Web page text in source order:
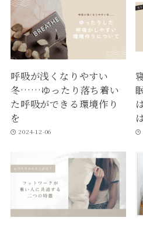
呼吸が浅くなりやすい
冬……ゆったり落ち着い
た呼吸ができる環境作り
を
2024-12-06